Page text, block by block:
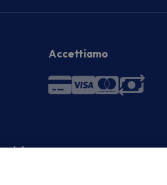
Accettiamo